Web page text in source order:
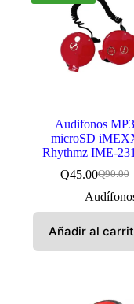
Audifonos MP3
microSD
Rhythmz IME-
Q90.00
El
precio
original
Q90.00.
Q45.00El
precio
actual
Q45.00.
Añadir al